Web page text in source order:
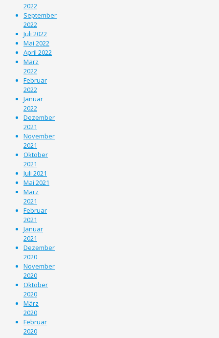
2022
September
2022
Juli 2022
Mai 2022
April 2022
März
2022
Februar
2022
Januar
2022
Dezember
2021
November
2021
Oktober
2021
Juli 2021
Mai 2021
März
2021
Februar
2021
Januar
2021
Dezember
2020
November
2020
Oktober
2020
März
2020
Februar
2020